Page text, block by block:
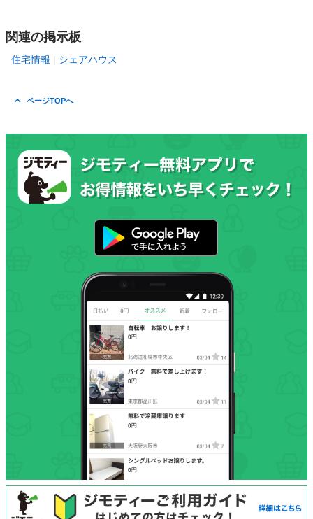
関連の掲示板
住宅情報 シェアハウス
ページTOPへ